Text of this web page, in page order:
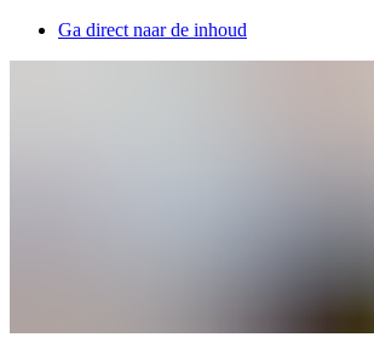
Ga direct naar de inhoud